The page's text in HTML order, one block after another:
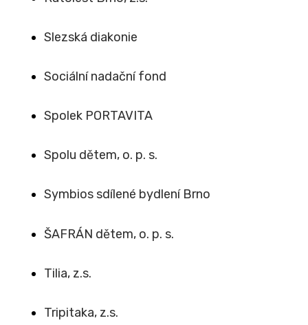
Slezská diakonie
Sociální nadační fond
Spolek PORTAVITA
Spolu dětem, o. p. s.
Symbios sdílené bydlení Brno
ŠAFRÁN dětem, o. p. s.
Tilia, z.s.
Tripitaka, z.s.